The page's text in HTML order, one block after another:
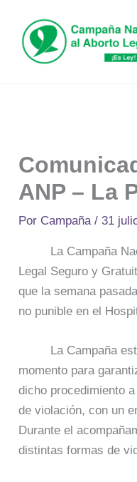
contenido
ANP – La
Por Campaña/31
La Campaña
Legal Seguro y
que la semana
no punible en el
La Campaña
momento para
dicho procedimiento
de violación, con un
Durante el
distintas formas de